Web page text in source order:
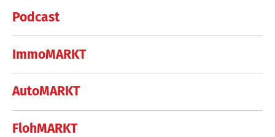
Podcast
ImmoMARKT
AutoMARKT
FlohMARKT